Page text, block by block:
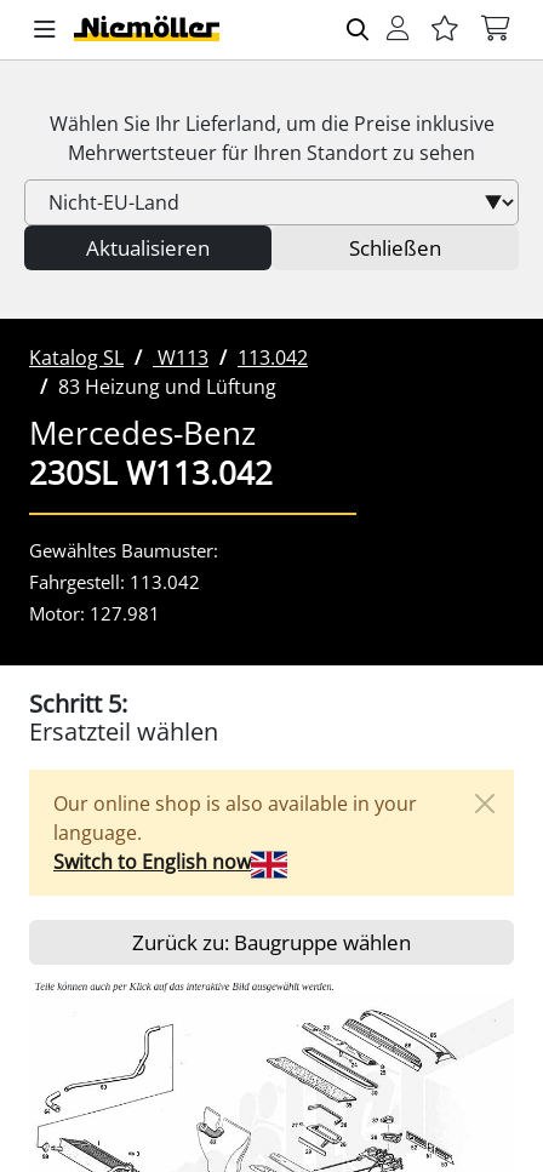
Wählen Sie Ihr Lieferland, um die Preise inklusive
Mehrwertsteuerfür Ihren Standort zu sehen
Aktualisieren Schließen
Katalog SL W113
113.042
83 Heizung und Lüftung
Mercedes-Benz
230SL W113.042
Gewähltes Baumuster:
Fahrgestell: 113.042
Motor: 127.981
Schritt 5:
Ersatzteil wählen
Our online shop is also available in your
language.
Switch to English now
Zurück zu: Baugruppe wählen